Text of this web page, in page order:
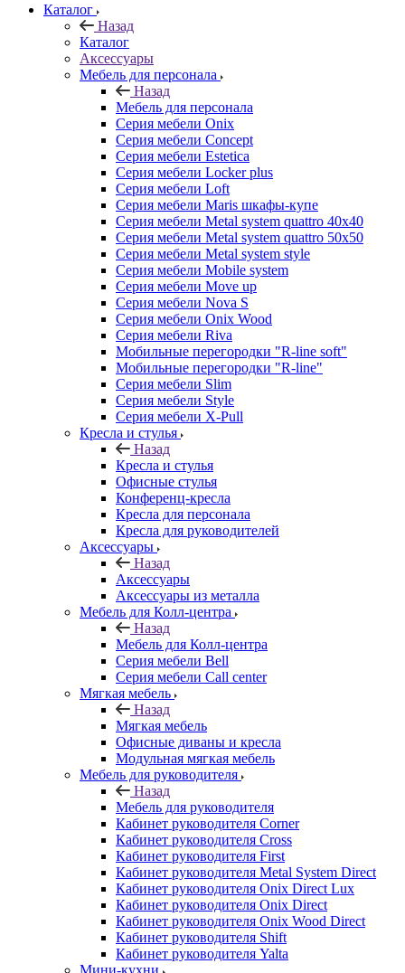
Каталог
Назад
Каталог
Аксессуары
Мебель для персонала
Назад
Мебель для персонала
Серия мебели Onix
Серия мебели Concept
Серия мебели Estetica
Серия мебели Locker plus
Серия мебели Loft
Серия мебели Maris шкафы-купе
Серия мебели Metal system quattro 40x40
Серия мебели Metal system quattro 50x50
Серия мебели Metal system style
Серия мебели Mobile system
Серия мебели Move up
Серия мебели Nova S
Серия мебели Onix Wood
Серия мебели Riva
Мобильные перегородки "R-line soft"
Мобильные перегородки "R-line"
Серия мебели Slim
Серия мебели Style
Серия мебели X-Pull
Кресла и стулья
Назад
Кресла и стулья
Офисные стулья
Конференц-кресла
Кресла для персонала
Кресла для руководителей
Аксессуары
Назад
Аксессуары
Аксессуары из металла
Мебель для Колл-центра
Назад
Мебель для Колл-центра
Серия мебели Bell
Серия мебели Call center
Мягкая мебель
Назад
Мягкая мебель
Офисные диваны и кресла
Модульная мягкая мебель
Мебель для руководителя
Назад
Мебель для руководителя
Кабинет руководителя Corner
Кабинет руководителя Cross
Кабинет руководителя First
Кабинет руководителя Metal System Direct
Кабинет руководителя Onix Direct Lux
Кабинет руководителя Onix Direct
Кабинет руководителя Onix Wood Direct
Кабинет руководителя Shift
Кабинет руководителя Yalta
Мини-кухни